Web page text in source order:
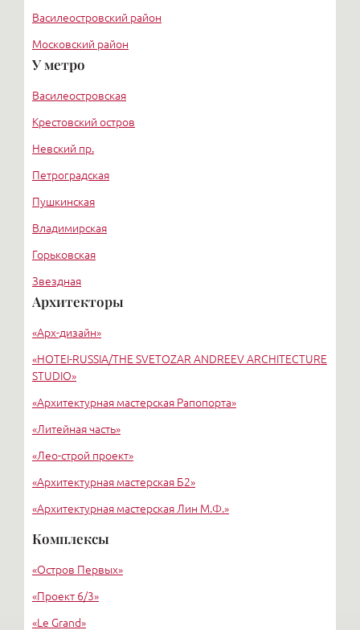
Василеостровский район
Московский район
Курортный район
У метро
Василеостровская
Крестовский остров
Невский пр.
Петроградская
Пушкинская
Владимирская
Горьковская
Звездная
Купчино
Электросила
Архитекторы
«Арх-дизайн»
«HОTEI-RUSSIA/THE SVETOZAR ANDREEV ARCHITECTURE
STUDIO»
«Архитектурная мастерская Рапопорта»
«Литейная часть»
«Лео-строй проект»
«Архитектурная мастерская Б2»
«Архитектурная мастерская Лин М.Ф.»
«Бенуа Л.Н.»
Комплексы
«Остров Первых»
«Проект 6/3»
«Le Grand»